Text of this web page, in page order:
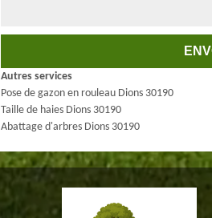
Autres services
Pose de gazon en rouleau Dions 30190
Taille de haies Dions 30190
Abattage d'arbres Dions 30190